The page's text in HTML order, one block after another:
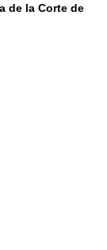
de la Corte de